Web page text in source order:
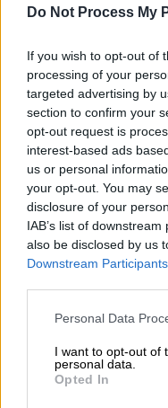
Do Not Process My
If you wish to opt-out of
processing of your
targeted advertising by
section to confirm your
opt-out request is
interest-based ads
us or personal
your opt-out. You may
disclosure of your
IAB’s list of
also be disclosed by us
Downstream Participants
Please note that this
not limited to your visit
grant or deny consent
use your data for below
Personal Data
I want to opt-out of
personal data.
Opted In
διαφορά ανάμεσα
καλαμάρια έχουν
που εκτείνεται
σώματός τους,
θράψαλα είναι
πεπλατυσμένο.
νωπά πάνω στον
διάκρισή τους,
δέκα πλοκάμια
καλαμάρια έχουν
πλοκάμια πιο
υπόλοιπα οκτώ.
Τα κατεψυγμένα
κεφαλόποδα δεν
αλλοιωμένη